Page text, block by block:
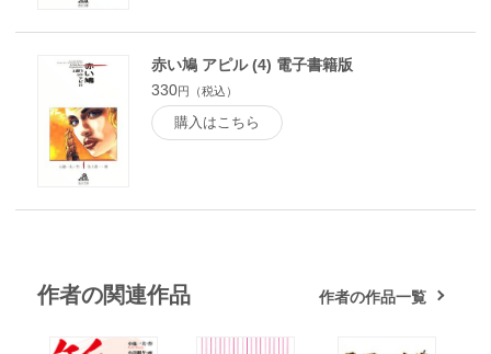
赤い鳩 アピル (4) 電子書籍版
330円（税込）
購入はこちら
作者の関連作品 作者の作品一覧